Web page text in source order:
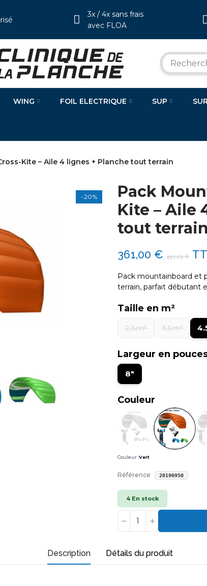
3x / 4x sans frais
avec FLOA
WING FOIL ELECTRIQUE SUP
Kite – Aile 4 lignes + Planche tout terrain
-20%
Pack
Kite – Aile
tout terrain
361,00 € 451,25 €
Pack mountainboard et
terrain, parfait débutant
Taille en m²
2.5m² 3.5m²
Largeur en
8"
Couleur
Couleur :Vert
Référence 20196950
4 En stock
Description Détails du produit